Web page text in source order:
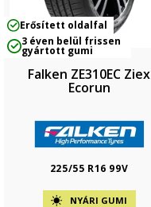
Erősített oldalfal
3 éven belül frissen
gyártott gumi
Falken ZE310EC Ziex
Ecorun
225/55 R16 99V
NYÁRI GUMI